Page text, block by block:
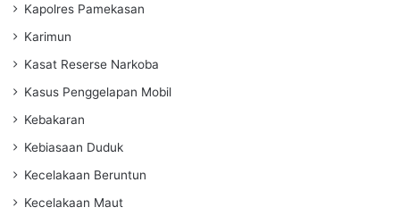
Kapolres Pamekasan
Karimun
Kasat Reserse Narkoba
Kasus Penggelapan Mobil
Kebakaran
Kebiasaan Duduk
Kecelakaan Beruntun
Kecelakaan Maut